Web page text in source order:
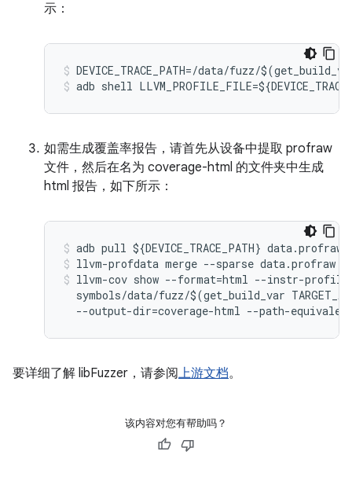
示：
DEVICE_TRACE_PATH=/data/fuzz/$(
adb shell LLVM_PROFILE_FILE=${
如需生成覆盖率报告，请首先从设备中提取 profraw
文件，然后在名为 coverage-html 的文件夹中生成
html 报告，如下所示：
adb pull ${DEVICE_TRACE_PATH} data.profraw
llvm-profdata merge --sparse data.profraw
llvm-cov show --format=html --instr-profile
symbols/data/fuzz/$(get_build_var
--output-dir=coverage-html --path-
要详细了解 libFuzzer，请参阅上游文档。
该内容对您有帮助吗？